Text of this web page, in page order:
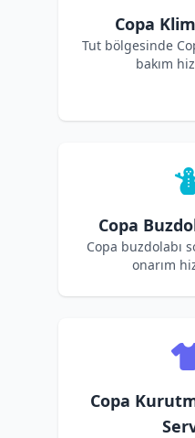
Copa
Tut bölgesinde
bakım
Copa
Copa buzdolabı
onarım
Copa